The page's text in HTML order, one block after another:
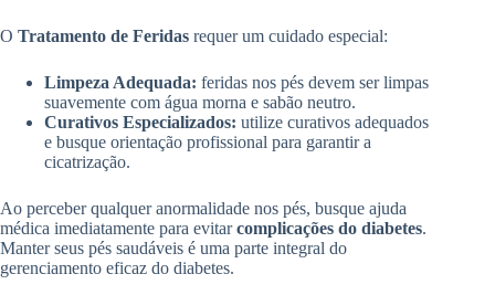
O Tratamento de Feridas requer um cuidado especial:
Limpeza Adequada: feridas nos pés devem ser limpas
suavemente com água morna e sabão neutro.
Curativos Especializados: utilize curativos adequados
e busque orientação profissional para garantir a
cicatrização.
Ao perceber qualquer anormalidade nos pés, busque ajuda
médica imediatamente para evitarcomplicações do diabetes.
Manter seus pés saudáveis é uma parte integral do
gerenciamento eficaz do diabetes.